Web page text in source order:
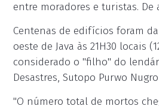
entre moradores e turistas. De
Centenas de edifícios foram
oeste de Java às 21H30 locais
considerado o "filho" do
Desastres, Sutopo Purwo
"O número total de mortos